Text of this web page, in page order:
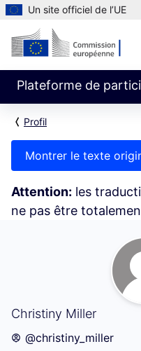
Un site officiel de l’UE
Plateforme de
Profil
Montrer le texte
Attention: les
ne pas être
Christiny Miller
Abonnés (Christiny
@christiny_miller